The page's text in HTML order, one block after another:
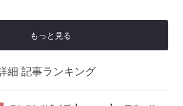
もっと見る
細 記事ランキング